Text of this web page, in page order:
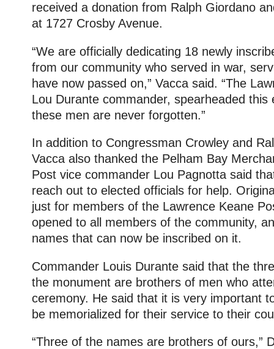
received a donation from Ralph Giordano
at 1727 Crosby Avenue.
“We are officially dedicating 18 newly
from our community who served in war,
have now passed on,” Vacca said. “The
Lou Durante commander, spearheaded
these men are never forgotten.”
In addition to Congressman Crowley and
Vacca also thanked the Pelham Bay
Post vice commander Lou Pagnotta said
reach out to elected officials for help.
just for members of the Lawrence Keane
opened to all members of the community,
names that can now be inscribed on it.
Commander Louis Durante said that the
the monument are brothers of men who
ceremony. He said that it is very important
be memorialized for their service to their
“Three of the names are brothers of ours,”